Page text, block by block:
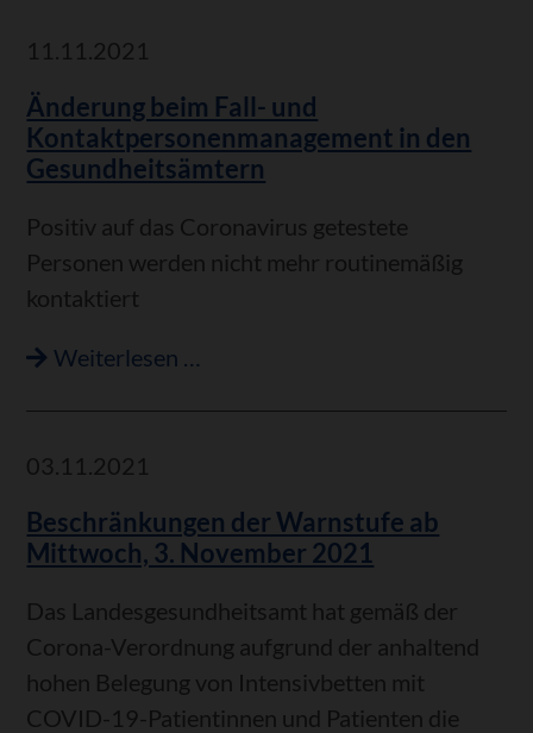
Karlsruhe!
11.11.2021
Änderung beim Fall- und
Kontaktpersonenmanagement in den
Gesundheitsämtern
Positiv auf das Coronavirus getestete
Personen werden nicht mehr routinemäßig
kontaktiert
Weiterlesen …
in
den
Gesundheitsämtern
03.11.2021
Beschränkungen der Warnstufe ab
Mittwoch, 3. November 2021
Das Landesgesundheitsamt hat gemäß der
Corona-Verordnung aufgrund der anhaltend
hohen Belegung von Intensivbetten mit
COVID-19-Patientinnen und Patienten die